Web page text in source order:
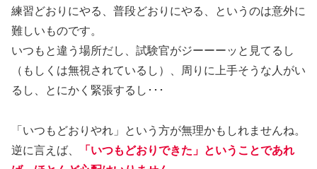
練習どおりにやる、普段どおりにやる、というのは意外に
難しいものです。
いつもと違う場所だし、試験官がジーーーッと見てるし
（もしくは無視されているし）、周りに上手そうな人がい
るし、とにかく緊張するし･･･
「いつもどおりやれ」という方が無理かもしれませんね。
逆に言えば、
「いつもどおりできた」ということであれ